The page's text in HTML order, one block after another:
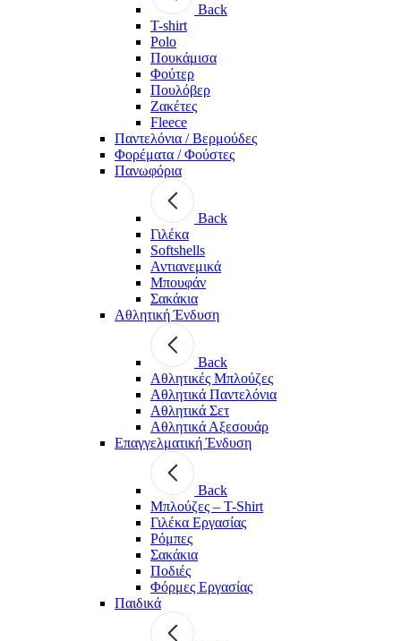
Back
T-shirt
Polo
Πουκάμισα
Φούτερ
Πουλόβερ
Ζακέτες
Fleece
Παντελόνια / Βερμούδες
Φορέματα / Φούστες
Πανωφόρια
Back
Γιλέκα
Softshells
Αντιανεμικά
Μπουφάν
Σακάκια
Αθλητική Ένδυση
Back
Aθλητικές Μπλούζες
Αθλητικά Παντελόνια
Αθλητικά Σετ
Αθλητικά Αξεσουάρ
Επαγγελματική Ένδυση
Back
Μπλούζες – T-Shirt
Γιλέκα Εργασίας
Ρόμπες
Σακάκια
Ποδιές
Φόρμες Εργασίας
Παιδικά